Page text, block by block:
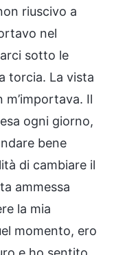
riuscivo a
nel
sotto le
torcia. La vista
m’importava. Il
ogni giorno,
bene
di cambiare il
ammessa
la mia
momento, ero